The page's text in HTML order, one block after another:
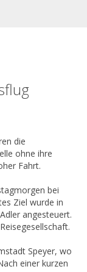
die
ohne ihre
Fahrt.
bei
Ziel wurde in
angesteuert.
Speyer, wo
einer kurzen